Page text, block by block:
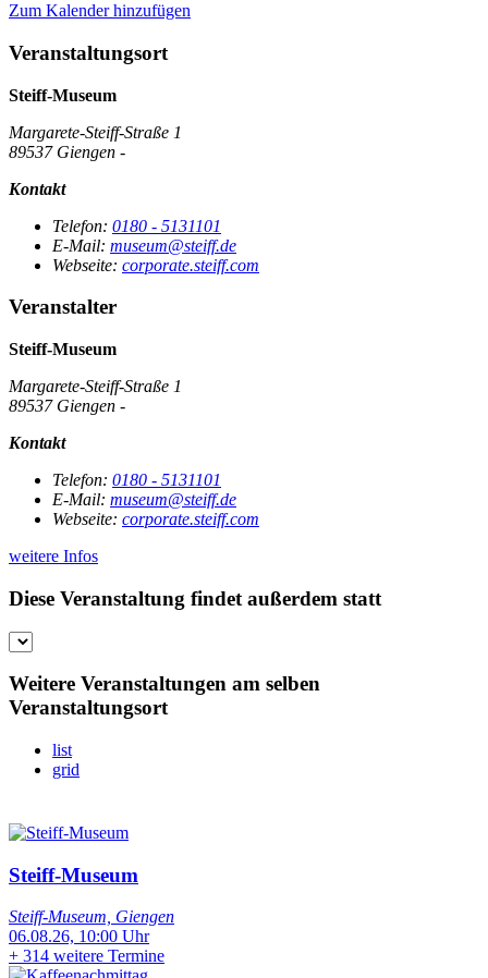
Zum Kalender hinzufügen
Veranstaltungsort
Steiff-Museum
Margarete-Steiff-Straße 1
89537 Giengen -
Kontakt
Telefon: 0180 - 5131101
E-Mail: museum@steiff.de
Webseite: corporate.steiff.com
Veranstalter
Steiff-Museum
Margarete-Steiff-Straße 1
89537 Giengen -
Kontakt
Telefon: 0180 - 5131101
E-Mail: museum@steiff.de
Webseite: corporate.steiff.com
weitere Infos
Diese Veranstaltung findet außerdem statt
Weitere Veranstaltungen am selben
Veranstaltungsort
list
grid
Steiff-Museum
Steiff-Museum, Giengen
06.08.26, 10:00 Uhr
+ 314 weitere Termine